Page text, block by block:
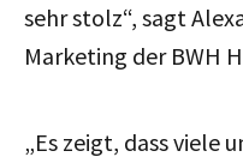
sehr stolz“, sagt
Marketing der BWH
„Es zeigt, dass viele